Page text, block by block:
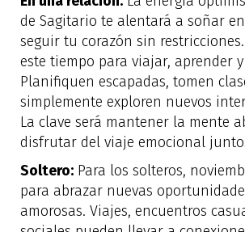
de Sagitario te alentará a soñar
seguir tu corazón sin
este tiempo para viajar, aprender
Planifiquen escapadas, tomen
simplemente exploren nuevos
La clave será mantener la mente
disfrutar del viaje emocional
Soltero: Para los solteros,
para abrazar nuevas
amorosas. Viajes, encuentros